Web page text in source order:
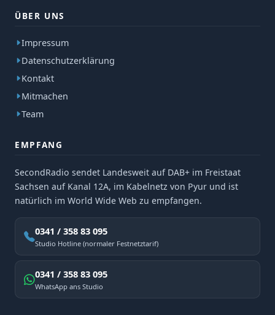
ÜBER UNS
Impressum
Datenschutzerklärung
Kontakt
Mitmachen
Team
EMPFANG
SecondRadio sendet Landesweit auf DAB+ im Freistaat
Sachsen auf Kanal 12A, im Kabelnetz von Pyur und ist
natürlich im World Wide Web zu empfangen.
0341 / 358 83 095
Studio Hotline (normaler Festnetztarif)
0341 / 358 83 095
WhatsApp ans Studio